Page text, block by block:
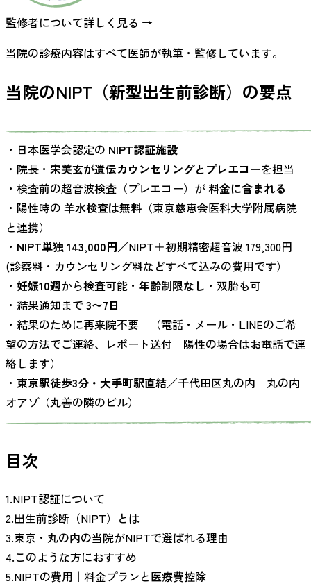
監修者について詳しく見る →
当院の診療内容はすべて医師が執筆・監修しています。
当院のNIPT（新型出生前診断）の要点
・日本医学会認定の NIPT認証施設
・院長・ 宋美玄が遺伝カウンセリングとプレエコーを担当
・検査前の超音波検査（プレエコー）が 料金に含まれる
・陽性時の 羊水検査は無料 （東京慈恵会医科大学附属病院
と連携）
・ NIPT単独 143,000円／NIPT＋初期精密超音波 179,300円
(診察料・カウンセリング料などすべて込みの費用です）
・ 妊娠10週から検査可能・ 年齢制限なし ・双胎も可
・結果通知まで 3〜7日
・結果のために再来院不要 （電話・メール・LINEのご希
望の方法でご連絡、レポート送付 陽性の場合はお電話で連
絡します）
・ 東京駅徒歩3分・大手町駅直結／千代田区丸の内 丸の内
オアゾ（丸善の隣のビル）
目次
1.NIPT認証について
2.出生前診断（NIPT）とは
3.東京・丸の内の当院がNIPTで選ばれる理由
4.このような方におすすめ
5.NIPTの費用｜料金プランと医療費控除